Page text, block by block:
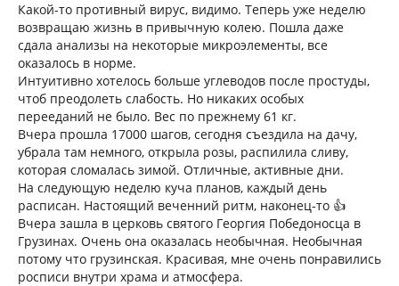
Какой-то противный вирус, видимо. Теперь уже неделю
возвращаю жизнь в привычную колею. Пошла даже
сдала анализы на некоторые микроэлементы, все
оказалось в норме.
Интуитивно хотелось больше углеводов после простуды,
чтоб преодолеть слабость. Но никаких особых
перееданий не было. Вес по прежнему 61 кг.
Вчера прошла 17000 шагов, сегодня съездила на дачу,
убрала там немного, открыла розы, распилила сливу,
которая сломалась зимой. Отличные, активные дни.
На следующую неделю куча планов, каждый день
расписан. Настоящий веченний ритм, наконец-то 👍
Вчера зашла в церковь святого Георгия Победоносца в
Грузинах. Очень она оказалась необычная. Необычная
потому что грузинская. Красивая, мне очень понравились
росписи внутри храма и атмосфера.